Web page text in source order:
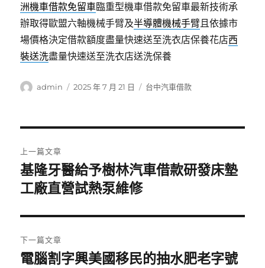
洲機車借款免留車臨重型機車借款免留車最新技術承
辦取得歐盟六軸機械手臂及半導體機械手臂且依據市
場價格決定借款額度盡量快速送至洗衣店保養花店西
裝送洗盡量快速送至洗衣店送洗保養
作
admin
發
2025 年 7 月 21 日
分
台中汽車借款
章
導
覽
上一篇文章
上
一
文
章:
基隆牙醫給予樹林汽車借款研發床墊
工廠直營試熱泵維修
下一篇文章
下
電腦割字興美國移民的抽水肥老字號